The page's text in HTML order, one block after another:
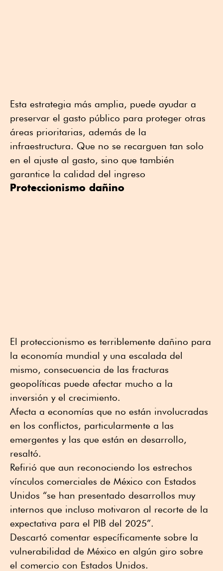
Esta estrategia más amplia, puede ayudar a
preservar el gasto público para proteger otras
áreas prioritarias, además de la
infraestructura. Que no se recarguen tan solo
en el ajuste al gasto, sino que también
garantice la calidad del ingreso
Proteccionismo dañino
El proteccionismo es terriblemente dañino para
la economía mundial y una escalada del
mismo, consecuencia de las fracturas
geopolíticas puede afectar mucho a la
inversión y el crecimiento.
Afecta a economías que no están involucradas
en los conflictos, particularmente a las
emergentes y las que están en desarrollo,
resaltó.
Refirió que aun reconociendo los estrechos
vínculos comerciales de México con Estados
Unidos “se han presentado desarrollos muy
internos que incluso motivaron al recorte de la
expectativa para el PIB del 2025”.
Descartó comentar específicamente sobre la
vulnerabilidad de México en algún giro sobre
el comercio con Estados Unidos.